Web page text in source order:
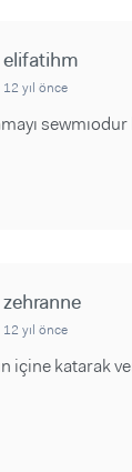
elifatihm
12 yıl önce
sewmıodur
zehranne
12 yıl önce
içine katarak